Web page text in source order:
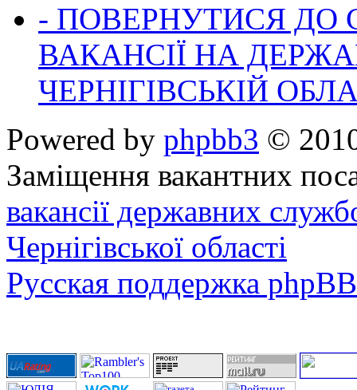
- ПОВЕРНУТИСЯ ДО
ВАКАНСІЇ НА
ЧЕРНІГІВСЬКІЙ
Powered by phpbb3 ©
Заміщення вакантних
вакансії державних
Чернігівської області
Русская поддержка phpBB